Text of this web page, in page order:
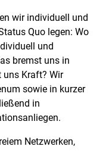
wir individuell und
Quo legen: Wo
und
bremst uns in
uns Kraft? Wir
sowie in kurzer
in
Netzwerken,